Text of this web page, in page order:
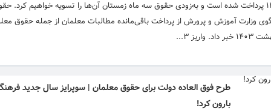
خرید خدمات خبر داده و اعلام کرده است که «حقوق نیرو‌های حق‌التدریس تا آذر ۱۴۰۲ پرداخت شده است و به‌زودی حقوق سه ماه زمستان آن‌ها را تسویه
آموزش و پرورش از پرداخت باقی‌مانده مطالبات معلمان از جمله حقوق
۳...
طرح فوق العاده دولت برای حقوق معلمان | سوپرایز سال جدید
بارون کرد!